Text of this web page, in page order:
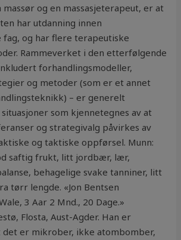
og en massasjeterapeut, er at
har utdanning innen
fag, og har flere terapeutiske
Rammeverket i den etterfølgende
forhandlingsmodeller,
og metoder (som er et annet
– er generelt
som kjennetegnes av at
og strategivalg påvirkes av
og taktiske oppførsel. Munn:
saftig frukt, litt jordbær, lær,
behagelige svake tanniner, litt
tørr lengde. «Jon Bentsen
3 Aar 2 Mnd., 20 Dage.»
Flosta, Aust-Agder. Han er
det er mikrober, ikke atombomber,